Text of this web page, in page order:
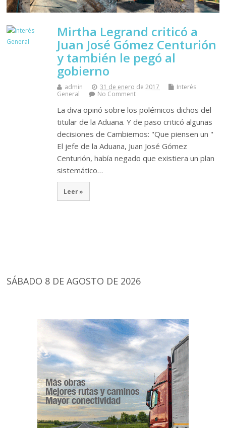
Mirtha Legrand criticó a
Juan José Gómez Centurión
y también le pegó al
gobierno
admin 31 de enero de 2017
Interés
General
No Comment
La diva opinó sobre los polémicos dichos del
titular de la Aduana. Y de paso criticó algunas
decisiones de Cambiemos: "Que piensen un "
El jefe de la Aduana, Juan José Gómez
Centurión, había negado que existiera un plan
sistemático…
Leer »
SÁBADO 8 DE AGOSTO DE 2026